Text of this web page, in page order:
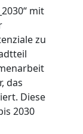
mit
zu
das
Diese
2030